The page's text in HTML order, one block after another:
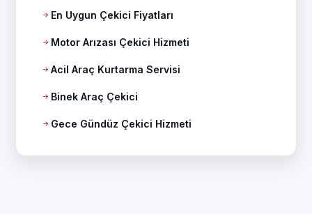
En Uygun Çekici Fiyatları
Motor Arızası Çekici Hizmeti
Acil Araç Kurtarma Servisi
Binek Araç Çekici
Gece Gündüz Çekici Hizmeti